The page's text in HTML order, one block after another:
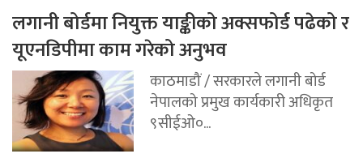
लगानी बोर्डमा नियुक्त याङ्कीको अक्सफोर्ड पढेको र
यूएनडिपीमा काम गरेको अनुभव
काठमाडौं / सरकारले लगानी बोर्ड
नेपालको प्रमुख कार्यकारी अधिकृत
९सीईओ०...